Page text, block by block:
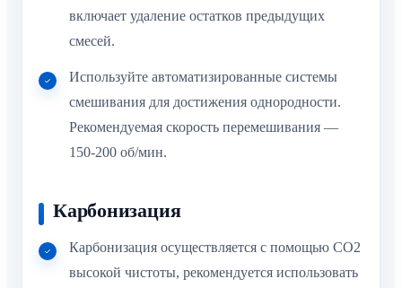
включает удаление остатков предыдущих
смесей.
Используйте автоматизированные системы
смешивания для достижения однородности.
Рекомендуемая скорость перемешивания —
150-200 об/мин.
Карбонизация
Карбонизация осуществляется с помощью CO2
высокой чистоты, рекомендуется использовать